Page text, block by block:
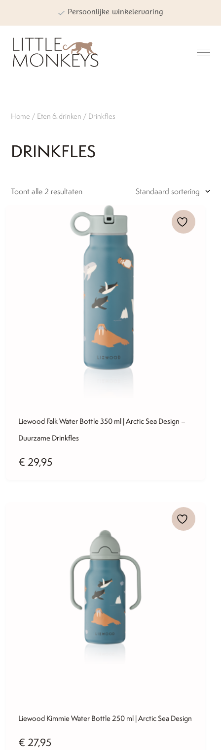
Home / Eten & drinken / Drinkfles
DRINKFLES
Toont alle 2 resultaten
Liewood Falk Water Bottle 350 ml | Arctic Sea Design –
Duurzame Drinkfles
€ 29,95
Liewood Kimmie Water Bottle 250 ml | Arctic Sea Design
€ 27,95